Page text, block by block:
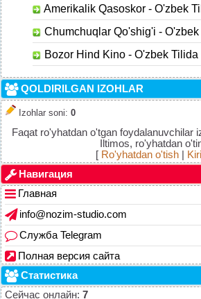
Amerikalik Qasoskor - O'zbek
Chumchuqlar Qo'shig'i -
Bozor Hind Kino - O'zbek Tilida
QOLDIRILGAN IZOHLAR
Izohlar soni: 0
Faqat ro'yhatdan o'tgan foydalanuvchilar
Iltimos, ro'yhatdan
[ Ro'yhatdan o'tish|
Навигация
Главная
info@nozim-studio.com
Служба Telegram
Полная версия сайта
Статистика
Сейчас онлайн: 7